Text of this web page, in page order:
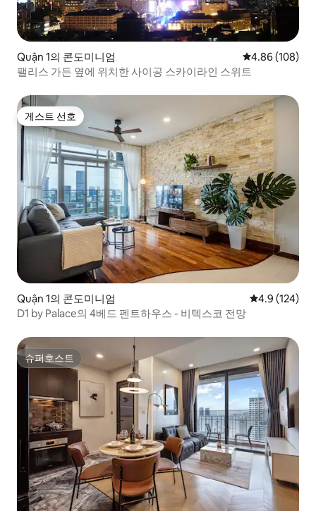
Quận 1의 콘도미니엄 평점 4.86점(5
4.86 (108)
팰리스 가든 옆에 위치한 사이공 스카이라인 스위트
게스트 선호
게스트 선호
Quận 1의 콘도미니엄 평점 4.9점(5
4.9 (124)
D1 by Palace의 4베드 펜트하우스 - 비텍스코 전망
슈퍼호스트
슈퍼호스트